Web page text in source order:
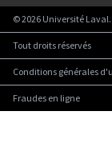
©2026 Université Laval.
Tout droits réservés
Conditions générales
Fraudes en ligne